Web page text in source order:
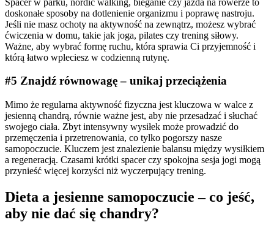
doskonałe sposoby na dotlenienie organizmu i poprawę nastroju.
Jeśli nie masz ochoty na aktywność na zewnątrz, możesz wybrać
ćwiczenia w domu, takie jak joga, pilates czy trening siłowy.
Ważne, aby wybrać formę ruchu, która sprawia Ci przyjemność i
którą łatwo wpleciesz w codzienną rutynę.
#5 Znajdź równowagę – unikaj przeciążenia
Mimo że regularna aktywność fizyczna jest kluczowa w walce z
jesienną chandrą, równie ważne jest, aby nie przesadzać i słuchać
swojego ciała. Zbyt intensywny wysiłek może prowadzić do
przemęczenia i przetrenowania, co tylko pogorszy nasze
samopoczucie. Kluczem jest znalezienie balansu między wysiłkiem
a regeneracją. Czasami krótki spacer czy spokojna sesja jogi mogą
przynieść więcej korzyści niż wyczerpujący trening.
Dieta a jesienne samopoczucie – co jeść,
aby nie dać się chandry?